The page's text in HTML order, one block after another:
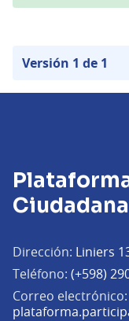
Versión 1 de 1
Dirección: Liniers
Teléfono: (+598)
Correo electrónico: